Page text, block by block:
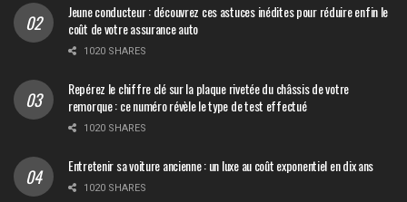
Jeune conducteur : découvrez ces astuces inédites pour réduire enfin le
coût de votre assurance auto
1020 SHARES
Repérez le chiffre clé sur la plaque rivetée du châssis de votre
remorque : ce numéro révèle le type de test effectué
1020 SHARES
Entretenir sa voiture ancienne : un luxe au coût exponentiel en dix ans
1020 SHARES